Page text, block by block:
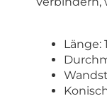
Länge: